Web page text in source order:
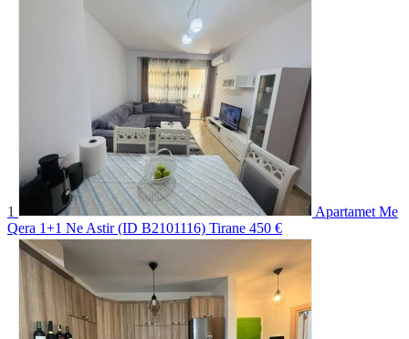
1
Apartamet Me
Qera 1+1 Ne Astir (ID B2101116) Tirane 450 €